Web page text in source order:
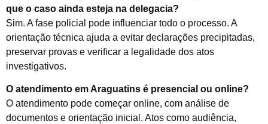
que o caso ainda esteja na delegacia?
Sim. A fase policial pode influenciar todo o processo. A
orientação técnica ajuda a evitar declarações precipitadas,
preservar provas e verificar a legalidade dos atos
investigativos.
O atendimento em Araguatins é presencial ou online?
O atendimento pode começar online, com análise de
documentos e orientação inicial. Atos como audiência,